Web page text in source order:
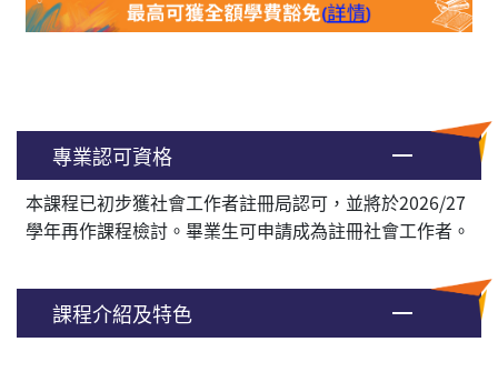
專業認可資格
本課程已初步獲社會工作者註冊局認可，並將於2026/27
學年再作課程檢討。畢業生可申請成為註冊社會工作者。
課程介紹及特色